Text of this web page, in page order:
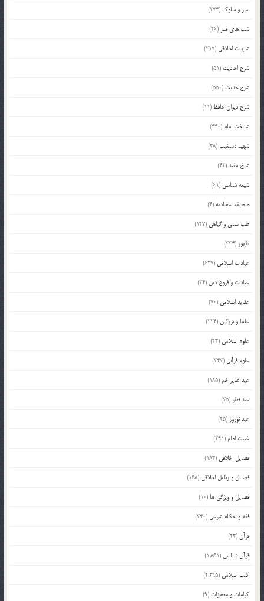
سیر و سلوک (274)
شب های قدر (46)
شبهات اخلاقی (217)
شرح احادیث (51)
شرح حدیث (550)
شرح دیوان حافظ (11)
شناخت امام (440)
شهید دستغیب(38)
شیخ مفید(42)
شیعه شناسی (69)
صحیفه سجادیه (4)
طب سنتی و گیاهی (147)
ظهور (334)
عبادات اسلامی (627)
عبادات و فروع دین (34)
عقاید اسلامی (70)
علما و بزرگان(224)
علوم اسلامی (43)
علوم قرآنی (343)
عید غدیر خم(185)
عید فطر (35)
عید نوروز (45)
غیبت امام (291)
فضایل اخلاقی (183)
فضایل و رذایل اخلاقی (168)
فضایل و ویژگی ها (10)
فقه و احکام شرعی (340)
قرآن(23)
قرآن شناسی (1,861)
کتب اسلامی (2,295)
کرامات و معجزات (9)